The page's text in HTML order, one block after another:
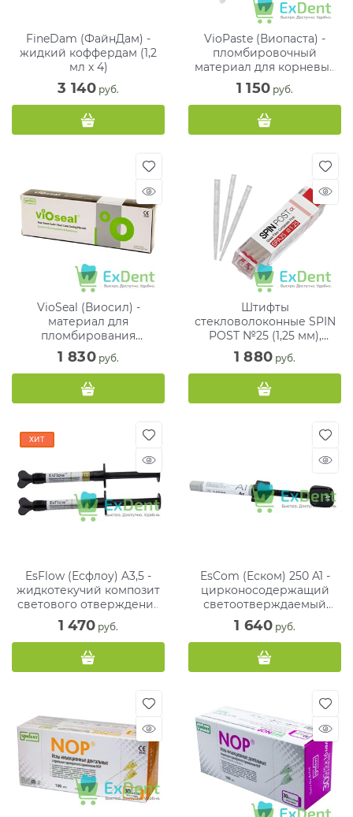
FineDam (ФайнДам) -
жидкий коффердам (1,2
мл х 4)
3 140 руб.
VioPaste (Виопаста) -
пломбировочный
материал для корневых
каналов (2г.)
1 150 руб.
VioSeal (Виосил) -
материал для
пломбирования
корневых каналов (10 г)
1 830 руб.
Штифты
стекловолоконные SPIN
POST №25 (1,25 мм),
красный (20 мм) (10 шт)
1 880 руб.
ХИТ
EsFlow (Есфлоу) A3,5 -
жидкотекучий композит
светового отверждения
(2 х 2 г)
1 470 руб.
EsCom (Еском) 250 A1 -
цирконосодержащий
светоотверждаемый
композитный материал (4
г)
1 640 руб.